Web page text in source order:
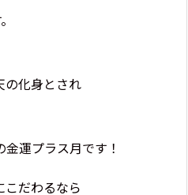
の化身とされ
運プラス月です！
だわるなら